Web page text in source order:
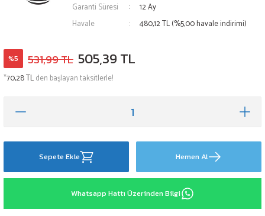
Garanti Süresi
12 Ay
Havale
480,12 TL (%5,00 havale indirimi)
%5 531,99 TL 505,39 TL
*70,28 TLden başlayan taksitlerle!
Sepete Ekle Hemen Al
Whatsapp Hattı Üzerinden Bilgi